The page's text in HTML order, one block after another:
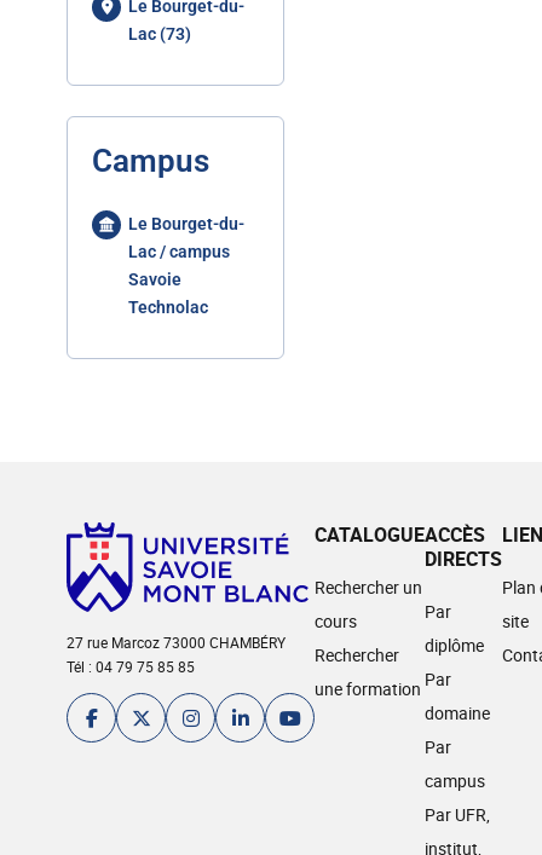
Le Bourget-du-
Lac (73)
Campus
Le Bourget-du-
Lac / campus
Savoie
Technolac
27 rue Marcoz 73000 CHAMBÉRY
Tél : 04 79 75 85 85
CATALOGUE
Rechercher un
cours
Rechercher
une formation
ACCÈS
DIRECTS
Par
diplôme
Par
domaine
Par
campus
Par UFR,
institut,
Plan
site